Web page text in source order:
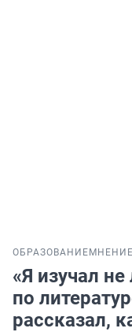
ОБРАЗОВАНИЕ МНЕНИЕ
«Я изучал не
по
рассказал,